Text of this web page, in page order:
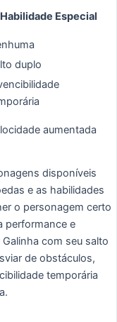
Habilidade Especial
duplo
aumentada
disponíveis
e as habilidades
o personagem certo
performance e
com seu salto
de obstáculos,
temporária